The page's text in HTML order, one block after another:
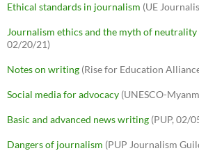
Ethical standards in journalism (UE
Journalism ethics and the myth of neutrality
02/20/21)
Notes on writing (Rise for Education
Social media for advocacy (UNESCO-
Basic and advanced news writing (PUP, 02/
Dangers of journalism (PUP Journalism